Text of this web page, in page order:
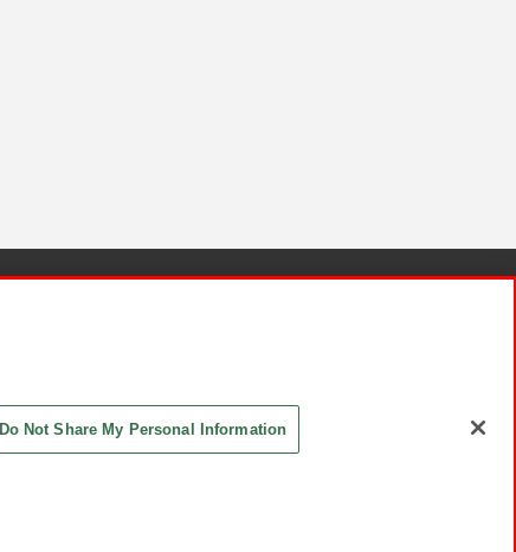
Do Not Share My Personal Information